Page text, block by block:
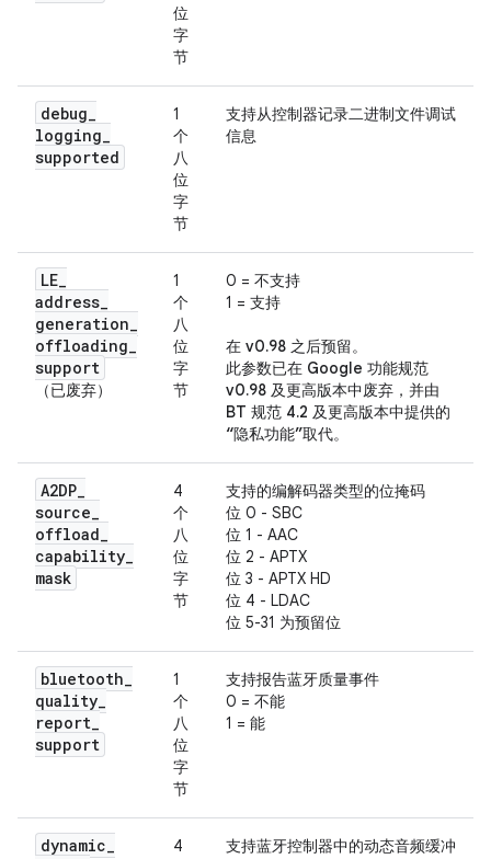
位
字
节
debug_
logging_
supported
1
个
八
位
字
节
支持从控制器记录二进制文件调试
信息
LE_
address_
generation_
offloading_
support
（已废弃）
1
个
八
位
字
节
0 = 不支持
1 = 支持
在 v0.98 之后预留。
此参数已在 Google 功能规范
v0.98 及更高版本中废弃，并由
BT 规范 4.2 及更高版本中提供的
“隐私功能”取代。
A2DP_
source_
offload_
capability_
mask
4
个
八
位
字
节
支持的编解码器类型的位掩码
位 0 - SBC
位 1 - AAC
位 2 - APTX
位 3 - APTX HD
位 4 - LDAC
位 5-31 为预留位
bluetooth_
quality_
report_
support
1
个
八
位
字
节
支持报告蓝牙质量事件
0 = 不能
1 = 能
dynamic_
4
支持蓝牙控制器中的动态音频缓冲